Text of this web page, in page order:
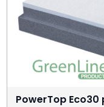
PowerTop